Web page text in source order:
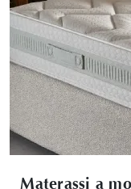
Materassi a